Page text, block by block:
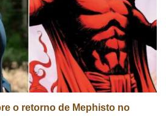
o retorno de Mephisto no